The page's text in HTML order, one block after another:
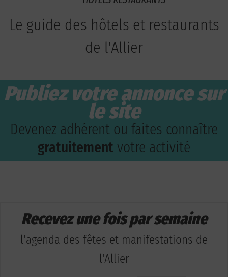
Le guide des hôtels et restaurants
de l'Allier
Publiez votre annonce sur
le site
Devenez adhérent ou faites connaître
gratuitement votre activité
Recevez une fois par semaine
l'agenda des fêtes et manifestations de
l'Allier